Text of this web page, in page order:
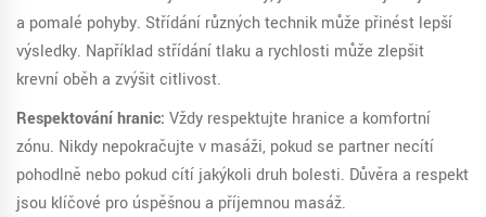
a pomalé pohyby. Střídání různých technik může přinést lepší
výsledky. Například střídání tlaku a rychlosti může zlepšit
krevní oběh a zvýšit citlivost.
Respektování hranic: Vždy respektujte hranice a komfortní
zónu. Nikdy nepokračujte v masáži, pokud se partner necítí
pohodlně nebo pokud cítí jakýkoli druh bolesti. Důvěra a respekt
jsou klíčové pro úspěšnou a příjemnou masáž.